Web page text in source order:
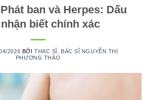
ban và Herpes: Dấu
biết chính xác
2026 BỞI THẠC SĨ, BÁC SĨ NGUYỄN THỊ
PHƯƠNG THẢO